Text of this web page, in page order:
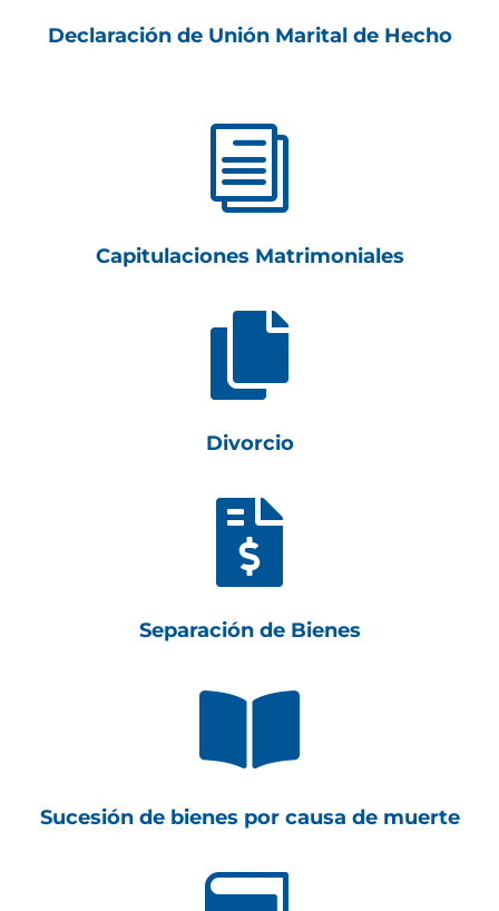
Declaración de Unión Marital de Hecho
i
Capitulaciones Matrimoniales

Divorcio

Separación de Bienes

Sucesión de bienes por causa de muerte